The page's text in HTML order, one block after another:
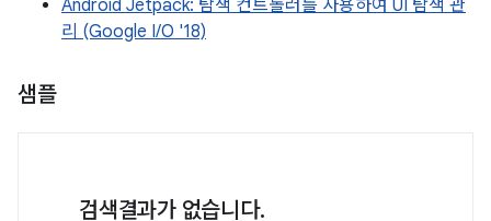
Android Jetpack: 탐색 컨트롤러를 사용하여 UI 탐색 관
리 (Google I/O '18)
샘플
검색결과가 없습니다.